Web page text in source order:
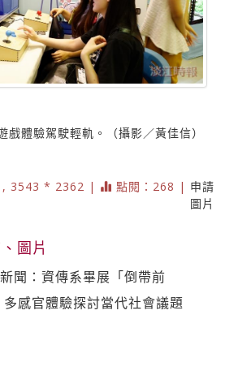
戲體驗駕駛輕軌。（攝影／黃佳信）
, 3543 * 2362 | 點閱：268 | 申請
圖片
圖片
聞：資傳系畢展「倒帶前
多感官體驗探討當代社會議題